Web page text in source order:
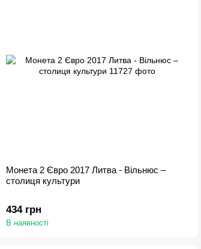
Монета 2 Євро 2017 Литва - Вільнюс –
столиця культури
434 грн
В наявності